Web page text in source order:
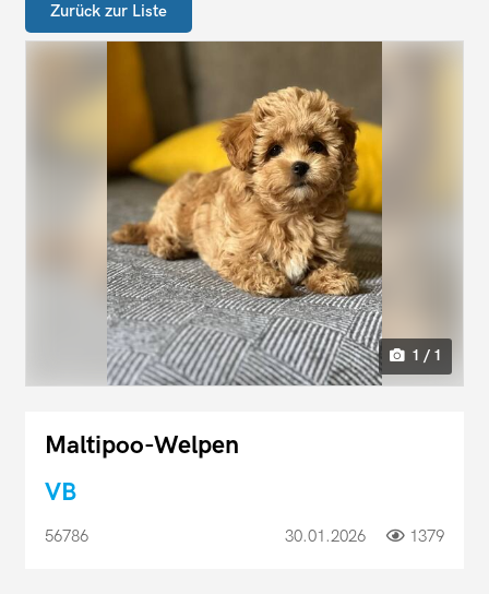
Zurück zur Liste
1 / 1
Maltipoo-Welpen
VB
56786 30.01.2026 1379